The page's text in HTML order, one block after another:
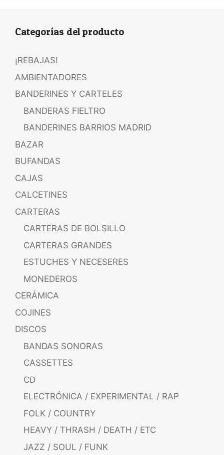
Categorías del producto
¡REBAJAS!
AMBIENTADORES
BANDERINES Y CARTELES
BANDERAS FIELTRO
BANDERINES BARRIOS MADRID
BAZAR
BUFANDAS
CAJAS
CALCETINES
CARTERAS
CARTERAS DE BOLSILLO
CARTERAS GRANDES
ESTUCHES Y NECESERES
MONEDEROS
CERÁMICA
COJINES
DISCOS
BANDAS SONORAS
CASSETTES
CD
ELECTRÓNICA / EXPERIMENTAL / RAP
FOLK / COUNTRY
HEAVY / THRASH / DEATH / ETC
JAZZ / SOUL / FUNK